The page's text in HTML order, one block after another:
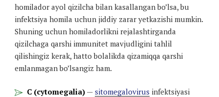
homilador ayol qizilcha bilan kasallangan bo’lsa, bu
infektsiya homila uchun jiddiy zarar yetkazishi mumkin.
Shuning uchun homiladorlikni rejalashtirganda
qizilchaga qarshi immunitet mavjudligini tahlil
qilishingiz kerak, hatto bolalikda qizamiqqa qarshi
emlanmagan bo’lsangiz ham.
C (cytomegalia) — sitomegalovirus infektsiyasi